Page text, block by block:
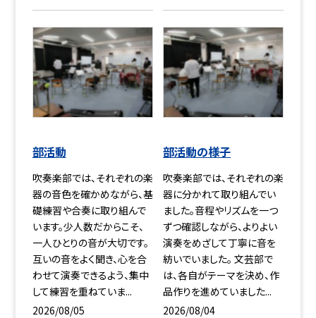
部活動
吹奏楽部では、それぞれの楽
器の音色を確かめながら、基
礎練習や合奏に取り組んで
います。少人数だからこそ、
一人ひとりの音が大切です。
互いの音をよく聞き、心を合
わせて演奏できるよう、集中
して練習を重ねていま...
2026/08/05
部活動の様子
吹奏楽部では、それぞれの楽
器に分かれて取り組んでい
ました。音程やリズムを一つ
ずつ確認しながら、よりよい
演奏をめざして丁寧に音を
紡いでいました。 文芸部で
は、各自がテーマを決め、作
品作りを進めていました...
2026/08/04